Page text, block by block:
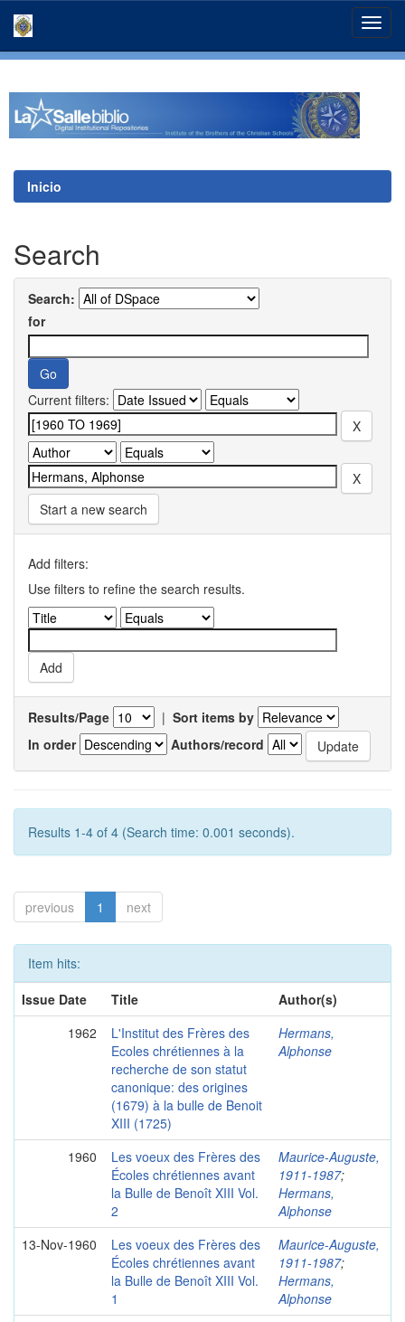
Inicio
Search
Search:
for
Current filters:
Start a new search
Add filters:
Use filters to refine the search results.
Results/Page | Sort items by
In order
Authors/record
Results 1-4 of 4 (Search time: 0.001 seconds).
previous 1 next
Item hits:
Issue Date
Title
Author(s)
1962
L'Institut des Frères des
Ecoles chrétiennes à la
recherche de son statut
canonique: des origines
(1679) à la bulle de Benoit
XIII (1725)
Hermans,
Alphonse
1960
Les voeux des Frères des
Écoles chrétiennes avant
la Bulle de Benoît XIII Vol.
2
Maurice-Auguste,
1911-1987;
Hermans,
Alphonse
13-Nov-1960
Les voeux des Frères des
Écoles chrétiennes avant
la Bulle de Benoît XIII Vol.
1
Maurice-Auguste,
1911-1987;
Hermans,
Alphonse